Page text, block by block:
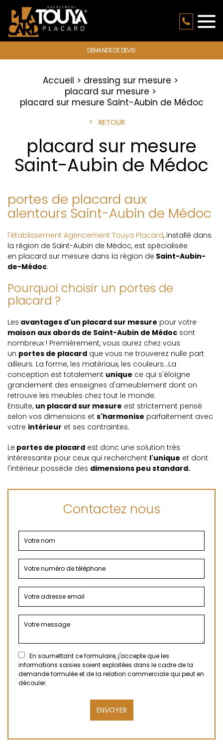
DEMANDE DE DEVIS
Accueil
dressing sur mesure
placard sur mesure
placard sur mesure Saint-Aubin de Médoc
RETOUR
placard sur mesure
Saint-Aubin de Médoc
portes de placard aux
alentours Saint-Aubin de Médoc
l'établissement Agencement Touya Placard, installé dans
la région de Saint-Aubin de Médoc, est spécialisée
en placard sur mesure dans la région de Saint-Aubin-
de-Médoc.
Pourquoi choisir un portes de
placard ?
Les avantages d'un placard sur mesure pour votre
maison aux abords de Saint-Aubin de Médoc sont
nombreux ! Premièrement, vous aurez chez vous
un portes de placard que vous ne trouverez nulle part
ailleurs. La forme, les matériaux, les couleurs...La
conception est totalement unique ce qui s'éloigne
grandement des enseignes d'ameublement dont on
retrouve les meubles chez tout le monde.
Ensuite, un placard sur mesure est strictement pensé
selon vos dimensions et s'harmonise parfaitement avec
votre intérieur et ses contraintes.
Le portes de placard est donc une solution très
intéressante pour ceux qui recherchent l'unique et dont
l'intérieur possède des dimensions peu standard.
Contactez nous
En soumettant ce formulaire, j'accepte que les
informations saisies soient exploitées dans le cadre de la
demande formulée et de la relation commerciale qui peut en
découler.